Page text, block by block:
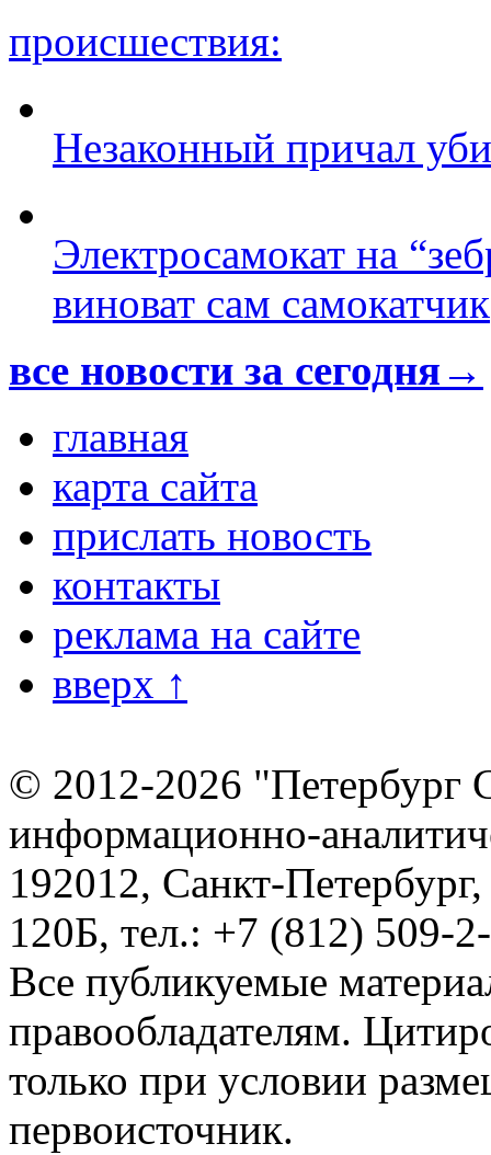
происшествия:
Незаконный причал
Электросамокат на
виноват сам самокатчик
все новости за сегодня→
главная
карта сайта
прислать новость
контакты
реклама на сайте
вверх ↑
© 2012-2026 "Петербург
информационно-
192012, Санкт-
120Б, тел.: +7 (812) 509-
Все публикуемые
правообладателям.
только при условии
первоисточник.